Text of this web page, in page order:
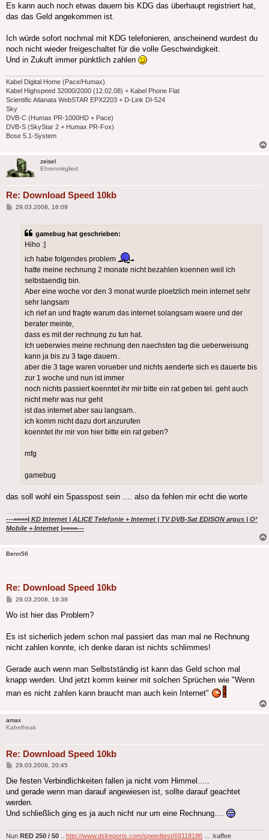
Es kann auch noch etwas dauern bis KDG das überhaupt registriert hat,
das das Geld angekommen ist.
Ich würde sofort nochmal mit KDG telefonieren, anscheinend wurdest du
noch nicht wieder freigeschaltet für die volle Geschwindigkeit.
Und in Zukuft immer pünktlich zahlen
Kabel Digital Home (Pace/Humax)
Kabel Highspeed 32000/2000 (12.02.08) + Kabel Phone Flat
Scientific Atlanata WebSTAR EPX2203 + D-Link DI-524
Sky
DVB-C (Humax PR-1000HD + Pace)
DVB-S (SkyStar 2 + Humax PR-Fox)
Bose 5.1-System
zeisel
Ehrenmitglied
Re: Download Speed 10kb
Beitrag
29.03.2008, 16:09
gamebug hat geschrieben:
Hiho :]
ich habe folgendes problem
hatte meine rechnung 2 monate nicht bezahlen koennen weil ich
selbstaendig bin.
Aber eine woche vor den 3 monat wurde ploetzlich mein internet sehr
sehr langsam
ich rief an und fragte warum das internet solangsam waere und der
berater meinte,
dass es mit der rechnung zu tun hat.
Ich ueberwies meine rechnung den naechsten tag die ueberweisung
kann ja bis zu 3 tage dauern..
aber die 3 tage waren vorueber und nichts aenderte sich es dauerte bis
zur 1 woche und nun ist immer
noch nichts passiert koenntet ihr mir bitte ein rat geben tel. geht auch
nicht mehr was nur geht
ist das internet aber sau langsam..
ich komm nicht dazu dort anzurufen
koenntet ihr mir von hier bitte ein rat geben?
mfg
gamebug
das soll wohl ein Spasspost sein .... also da fehlen mir echt die worte
---====| KD Internet | ALICE Telefonie + Internet | TV DVB-Sat EDISON argus | O²
Mobile + Internet |====---
Benn56
Re: Download Speed 10kb
Beitrag
29.03.2008, 19:38
Wo ist hier das Problem?
Es ist sicherlich jedem schon mal passiert das man mal ne Rechnung
nicht zahlen konnte, ich denke daran ist nichts schlimmes!
Gerade auch wenn man Selbstständig ist kann das Geld schon mal
knapp werden. Und jetzt komm keiner mit solchen Sprüchen wie "Wenn
man es nicht zahlen kann braucht man auch kein Internet"
amax
Kabelfreak
Re: Download Speed 10kb
Beitrag
29.03.2008, 20:45
Die festen Verbindlichkeiten fallen ja nicht vom Himmel.....
und gerade wenn man darauf angewiesen ist, sollte darauf geachtet
werden.
Und schließlich ging es ja auch nicht nur um eine Rechnung....
Nun RED 250 / 50 http://www.dslreports.com/speedtest/69118186 ... :kaffee